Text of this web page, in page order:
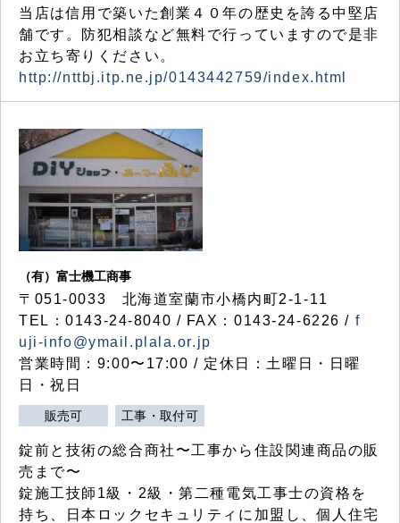
当店は信用で築いた創業４０年の歴史を誇る中堅店
舗です。防犯相談など無料で行っていますので是非
お立ち寄りください。
http://nttbj.itp.ne.jp/0143442759/index.html
（有）富士機工商事
〒051-0033 北海道室蘭市小橋内町2-1-11
TEL：0143-24-8040 / FAX：0143-24-6226 / f
uji-info@ymail.plala.or.jp
営業時間：9:00〜17:00 / 定休日：土曜日・日曜
日・祝日
販売可 工事・取付可
錠前と技術の総合商社〜工事から住設関連商品の販
売まで〜
錠施工技師1級・2級・第二種電気工事士の資格を
持ち、日本ロックセキュリティに加盟し、個人住宅